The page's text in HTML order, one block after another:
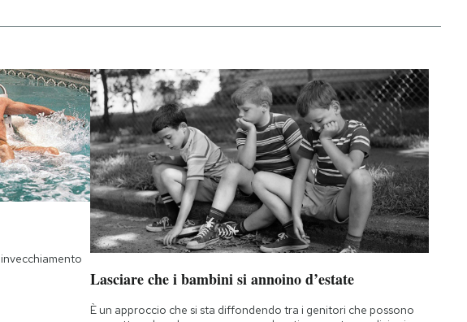
Lasciare che i bambini si annoino d’estate
È un approccio che si sta diffondendo tra i genitori che possono